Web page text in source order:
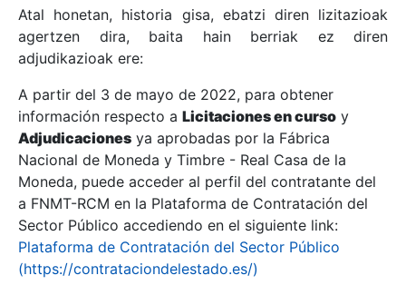
Erakutsi/Ezkutatu
Erakutsi/Ezkutatu
Erakutsi/Ezkutatu
Erakutsi/Ezkutatu
Atal honetan, historia gisa, ebatzi diren lizitazioak
agertzen dira, baita hain berriak ez diren
adjudikazioak ere:
A partir del 3 de mayo de 2022, para obtener
información respecto a Licitaciones en curso y
Adjudicaciones ya aprobadas por la Fábrica
Nacional de Moneda y Timbre - Real Casa de la
Moneda, puede acceder al perfil del contratante del
a FNMT-RCM en la Plataforma de Contratación del
Sector Público accediendo en el siguiente link:
Plataforma de Contratación del Sector Público
(https://contrataciondelestado.es/)